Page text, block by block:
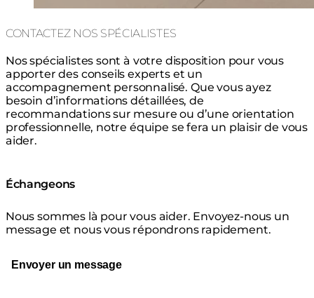
CONTACTEZ NOS SPÉCIALISTES
Nos spécialistes sont à votre disposition pour vous
apporter des conseils experts et un
accompagnement personnalisé. Que vous ayez
besoin d’informations détaillées, de
recommandations sur mesure ou d’une orientation
professionnelle, notre équipe se fera un plaisir de vous
aider.
Échangeons
Nous sommes là pour vous aider. Envoyez-nous un
message et nous vous répondrons rapidement.
Envoyer un message